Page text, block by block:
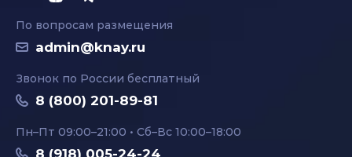
По вопросам размещения
admin@knay.ru
Звонок по России бесплатный
8 (800) 201-89-81
Пн–Пт 09:00–21:00 • Сб–Вс 10:00–18:00